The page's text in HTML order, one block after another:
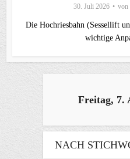
30. Juli 2026 von
Die Hochriesbahn (Sessellift
wichtige
Freitag, 7.
NACH